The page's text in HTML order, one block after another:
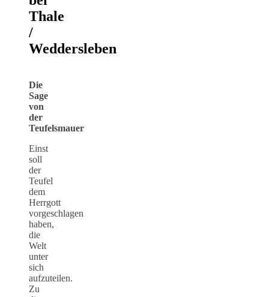
Thale
/
Weddersleben
Die
Sage
von
der
Teufelsmauer
Einst
soll
der
Teufel
dem
Herrgott
vorgeschlagen
haben,
die
Welt
unter
sich
aufzuteilen.
Zu